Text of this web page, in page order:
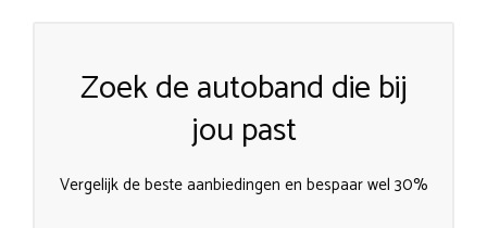
Zoek de autoband die bij
jou past
Vergelijk de beste aanbiedingen en bespaar wel 30%